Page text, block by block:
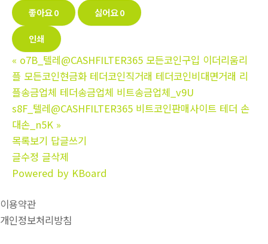
좋아요0 싫어요0
인쇄
« o7B_텔레@CASHFILTER365 모든코인구입 이더리움리
플 모든코인현금화 테더코인직거래 테더코인비대면거래 리
플송금업체 테더송금업체 비트송금업체_v9U
s8F_텔레@CASHFILTER365 비트코인판매사이트 테더 손
대손_n5K »
목록보기 답글쓰기
글수정 글삭제
Powered by KBoard
이용약관
개인정보처리방침